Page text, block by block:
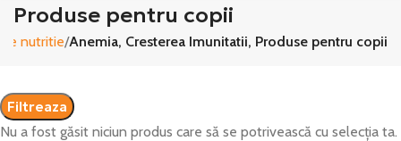
Produse pentru copii
nutritie Anemia, Cresterea Imunitatii, Produse pentru copii
Filtreaza
Nu a fost găsit niciun produs care să se potrivească cu selecția ta.